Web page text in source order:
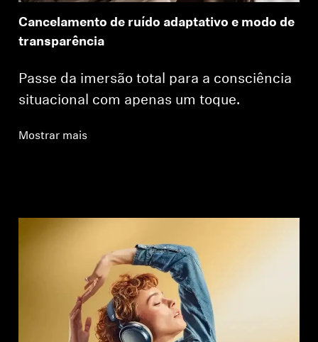
Cancelamento de ruído adaptativo e modo de
transparência
Passe da imersão total para a consciência
situacional com apenas um toque.
Mostrar mais